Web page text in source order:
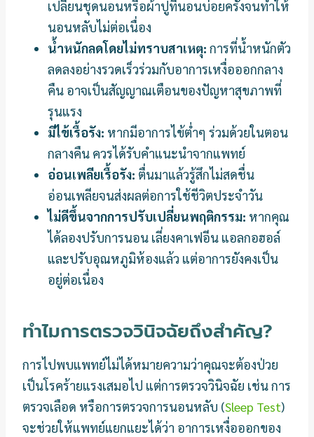
เปลี่ยนชุดนอนหรือผ้าปูที่นอนบ่อยครั้งจนทำให้
นอนหลับไม่ต่อเนื่อง
น้ำหนักลดโดยไม่ทราบสาเหตุ: การที่น้ำหนักตัว
ลดลงอย่างรวดเร็วร่วมกับอาการเหงื่อออกกลาง
คืน อาจเป็นสัญญาณเตือนของปัญหาสุขภาพที่
รุนแรง
มีไข้เรื้อรัง: หากมีอาการไข้ต่ำๆ ร่วมด้วยในตอน
กลางคืน ควรได้รับคำแนะนำจากแพทย์
อ่อนเพลียเรื้อรัง: ตื่นมาแล้วรู้สึกไม่สดชื่น
อ่อนเพลียจนส่งผลต่อการใช้ชีวิตประจำวัน
ไม่ดีขึ้นจากการปรับเปลี่ยนพฤติกรรม: หากคุณ
ได้ลองปรับการนอน เลี่ยงคาเฟอีน แอลกอฮอล์
และปรับอุณหภูมิห้องแล้ว แต่อาการยังคงเป็น
อยู่ต่อเนื่อง
ทำไมการตรวจวินิจฉัยถึงสำคัญ?
การไปพบแพทย์ไม่ได้หมายความว่าคุณจะต้องป่วย
เป็นโรคร้ายแรงเสมอไป แต่การตรวจวินิจฉัย เช่น การ
ตรวจเลือด หรือการตรวจการนอนหลับ (Sleep Test)
จะช่วยให้แพทย์แยกแยะได้ว่า อาการเหงื่อออกของ